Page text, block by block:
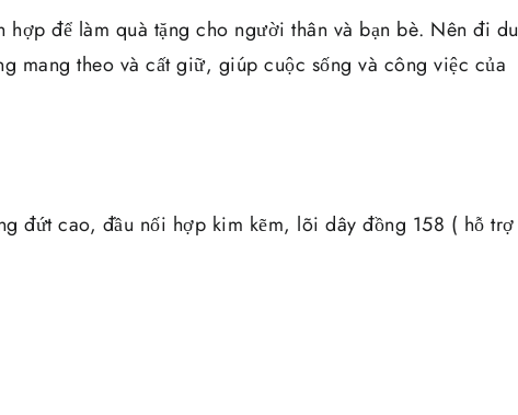
hợp để làm quà tặng cho người thân và bạn bè. Nên đi du
mang theo và cất giữ, giúp cuộc sống và công việc của
đứt cao, đầu nối hợp kim kẽm, lõi dây đồng 158 ( hỗ trợ